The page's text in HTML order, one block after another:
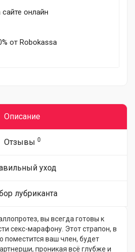
онлайн
от Robokassa
Описание
Отзывы 0
уход
лубриканта
вы всегда готовы к
секс-марафону. Этот страпон, в
поместится ваш член, будет
проникая всё глубже и